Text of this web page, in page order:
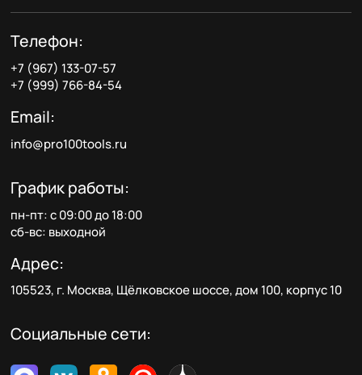
Телефон:
+7 (967) 133-07-57
+7 (999) 766-84-54
Email:
info@pro100tools.ru
График работы:
пн-пт: с 09:00 до 18:00
сб-вс: выходной
Адрес:
105523, г. Москва, Щёлковское шоссе, дом 100, корпус 10
Социальные сети: